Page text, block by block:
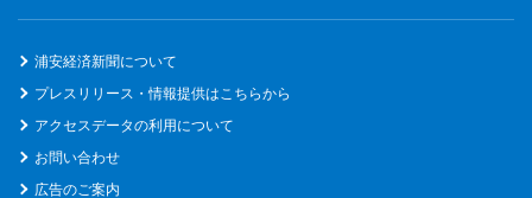
浦安経済新聞について
プレスリリース・情報提供はこちらから
アクセスデータの利用について
お問い合わせ
広告のご案内